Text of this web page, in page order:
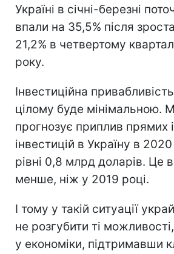
Україні в січні-березні
впали на 35,5% після
21,2% в четвертому
року.
Інвестиційна
цілому буде мінімальною.
прогнозує приплив прямих
інвестицій в Україну в
рівні 0,8 млрд доларів. Це
менше, ніж у 2019 році.
І тому у такій ситуації
не розгубити ті
у економіки, підтримавши